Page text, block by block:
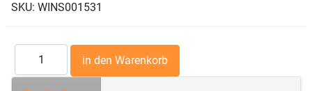
SKU: WINS001531